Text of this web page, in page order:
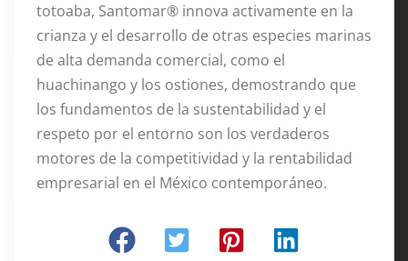
totoaba, Santomar® innova activamente en la
crianza y el desarrollo de otras especies marinas
de alta demanda comercial, como el
huachinango y los ostiones, demostrando que
los fundamentos de la sustentabilidad y el
respeto por el entorno son los verdaderos
motores de la competitividad y la rentabilidad
empresarial en el México contemporáneo.